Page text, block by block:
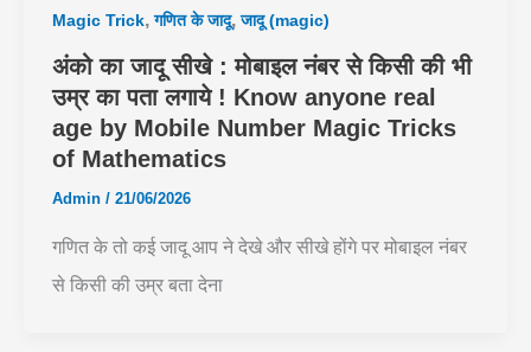
Magic Trick,गणित के जादू,जादू (magic)
अंको का जादू सीखे : मोबाइल नंबर से किसी की भी
उम्र का पता लगाये ! Know anyone real
age by Mobile Number Magic Tricks
of Mathematics
Admin / 21/06/2026
गणित के तो कई जादू आप ने देखे और सीखे होंगे पर मोबाइल नंबर
से किसी की उम्र बता देना